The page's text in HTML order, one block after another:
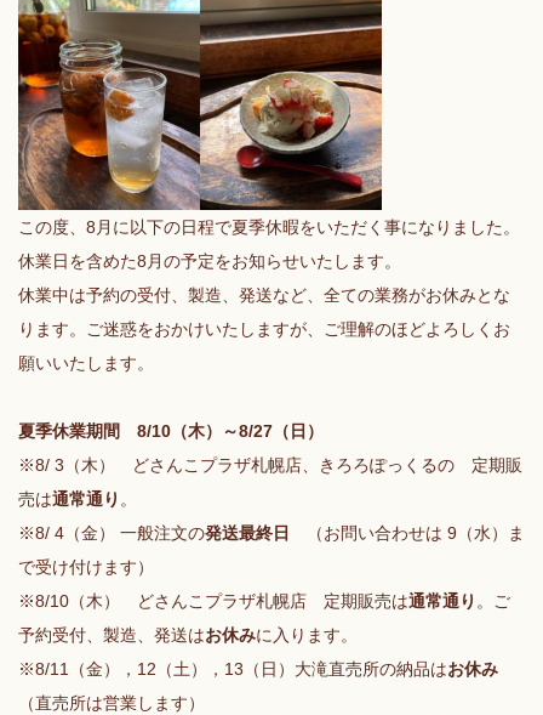
この度、8月に以下の日程で夏季休暇をいただく事になりました。
休業日を含めた8月の予定をお知らせいたします。
休業中は予約の受付、製造、発送など、全ての業務がお休みとな
ります。ご迷惑をおかけいたしますが、ご理解のほどよろしくお
願いいたします。
夏季休業期間 8/10（木）～8/27（日）
※8/ 3（木） どさんこプラザ札幌店、きろろぽっくるの 定期販
売は通常通り 。
※8/ 4（金） 一般注文の発送最終日
（お問い合わせは 9（水）ま
で受け付けます）
※8/10（木） どさんこプラザ札幌店 定期販売は通常通り 。ご
予約受付、製造、発送はお休みに入ります。
※8/11（金），12（土），13（日）大滝直売所の納品はお休み
（直売所は営業します）